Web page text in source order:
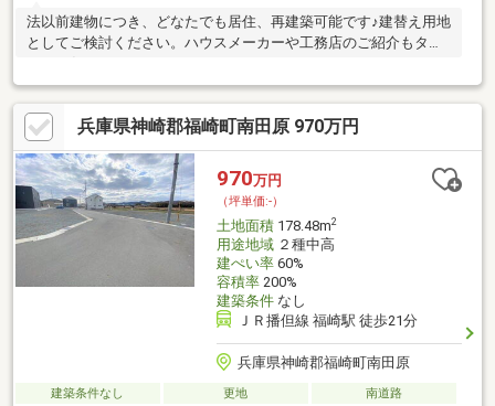
法以前建物につき、どなたでも居住、再建築可能です♪建替え用地
としてご検討ください。ハウスメーカーや工務店のご紹介もタカ
兵庫県神崎郡福崎町南田原 970万円
970万円
（坪単価:-）
土地面積178.48m2
用途地域２種中高
建ぺい率60%
容積率200%
建築条件なし
ＪＲ播但線 福崎駅 徒歩21分
兵庫県神崎郡福崎町南田原
建築条件なし 更地
南道路